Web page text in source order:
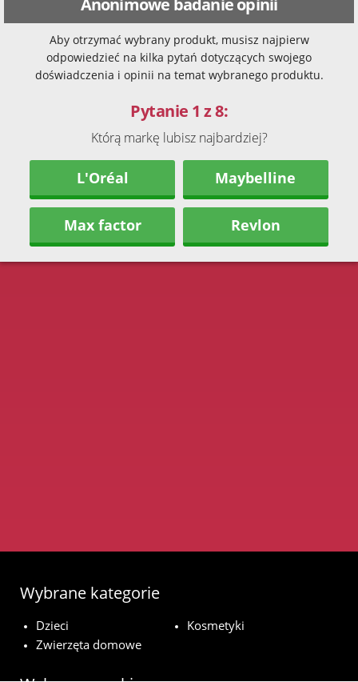
Anonimowe badanie opinii
Aby otrzymać wybrany produkt, musisz najpierw
odpowiedzieć na kilka pytań dotyczących swojego
doświadczenia i opinii na temat wybranego produktu.
Pytanie 1 z 8:
Którą markę lubisz najbardziej?
L'Oréal Maybelline
Max factor Revlon
Wybrane kategorie
Dzieci
Kosmetyki
Zwierzęta domowe